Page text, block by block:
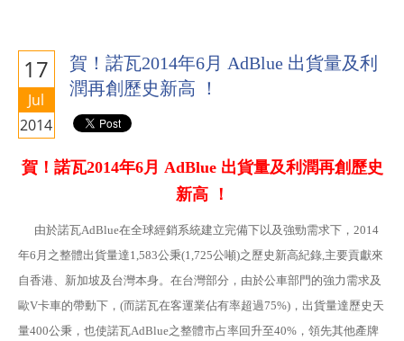
17
Jul
2014
賀！諾瓦2014年6月 AdBlue 出貨量及利
潤再創歷史新高 ！
賀！諾瓦2014年6月 AdBlue 出貨量及利潤再創歷史
新高 ！
由於諾瓦AdBlue在全球經銷系統建立完備下以及強勁需求下，2014
年6月之整體出貨量達1,583公秉(1,725公噸)之歷史新高紀錄,主要貢獻來
自香港、新加坡及台灣本身。在台灣部分，由於公車部門的強力需求及
歐V卡車的帶動下，(而諾瓦在客運業佔有率超過75%)，出貨量達歷史天
量400公秉，也使諾瓦AdBlue之整體市占率回升至40%，領先其他產牌